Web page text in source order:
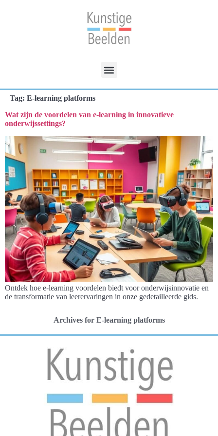
Tag: E-learning platforms
Wat zijn de voordelen van e-learning in innovatieve
onderwijssettings?
Ontdek hoe e-learning voordelen biedt voor onderwijsinnovatie en
de transformatie van leerervaringen in onze gedetailleerde gids.
Archives for E-learning platforms